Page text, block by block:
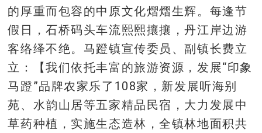
的厚重而包容的中原文化熠熠生辉。每逢节
假日，石桥码头车流熙熙攘攘，丹江岸边游
客络绎不绝。马蹬镇宣传委员、副镇长费立
立：【我们依托丰富的旅游资源，发展“印象
马蹬”品牌农家乐了108家，新发展听海别
苑、水韵山居等五家精品民宿，大力发展中
草药种植，实施生态造林，全镇林地面积共